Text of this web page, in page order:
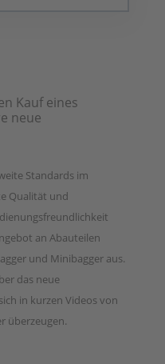
Kauf eines
neue
Standards im
Qualität und
an Abauteilen
und Minibagger aus.
das neue
in kurzen Videos von
überzeugen.